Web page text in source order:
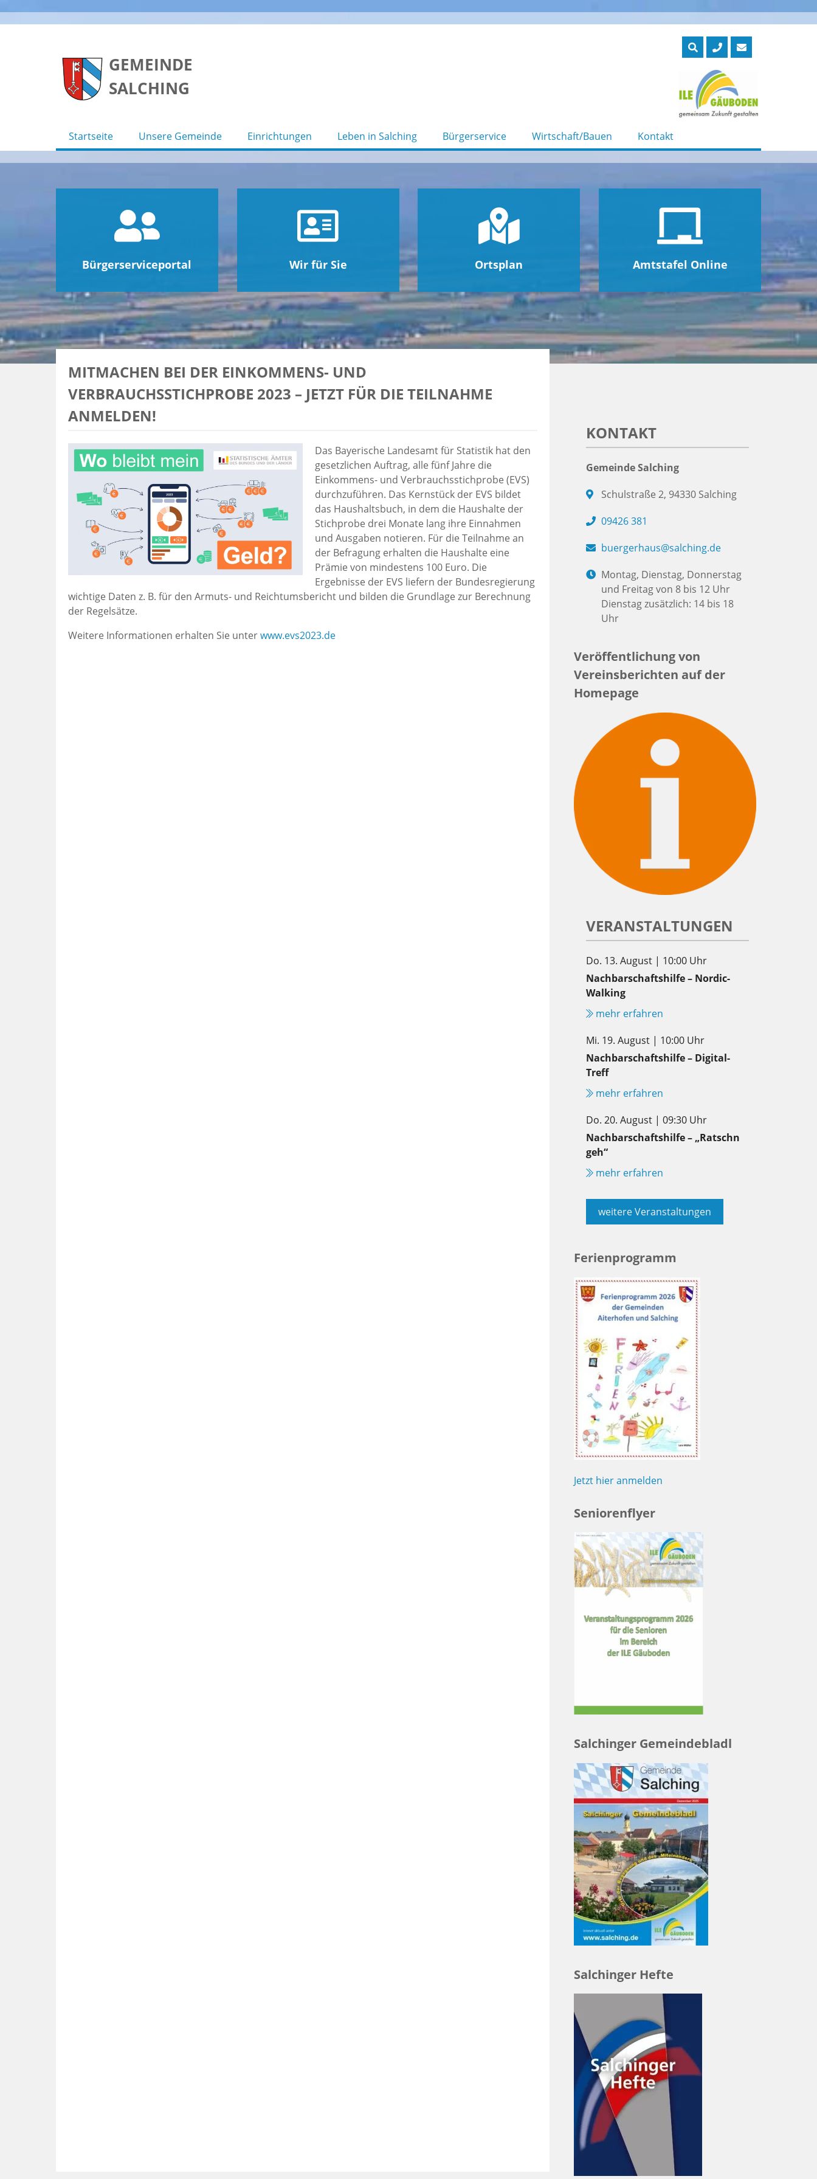
GEMEINDE
SALCHING
Startseite Unsere Gemeinde Einrichtungen Leben in Salching Bürgerservice Wirtschaft/Bauen Kontakt
Bürgerserviceportal Wir für Sie Ortsplan Amtstafel Online
MITMACHEN BEI DER EINKOMMENS- UND
VERBRAUCHSSTICHPROBE 2023 – JETZT FÜR DIE TEILNAHME
ANMELDEN!
Das Bayerische Landesamt für Statistik hat den
gesetzlichen Auftrag, alle fünf Jahre die
Einkommens- und Verbrauchsstichprobe (EVS)
durchzuführen. Das Kernstück der EVS bildet
das Haushaltsbuch, in dem die Haushalte der
Stichprobe drei Monate lang ihre Einnahmen
und Ausgaben notieren. Für die Teilnahme an
der Befragung erhalten die Haushalte eine
Prämie von mindestens 100 Euro. Die
Ergebnisse der EVS liefern der Bundesregierung
wichtige Daten z. B. für den Armuts- und Reichtumsbericht und bilden die Grundlage zur Berechnung
der Regelsätze.
Weitere Informationen erhalten Sie unterwww.evs2023.de
KONTAKT
Gemeinde Salching
Schulstraße 2, 94330 Salching
09426 381
buergerhaus@salching.de
Montag, Dienstag, Donnerstag
und Freitag von 8 bis 12 Uhr
Dienstag zusätzlich: 14 bis 18
Uhr
Veröffentlichung von
Vereinsberichten auf der
Homepage
VERANSTALTUNGEN
Do. 13. August | 10:00 Uhr
Nachbarschaftshilfe – Nordic-
Walking
mehr erfahren
Mi. 19. August | 10:00 Uhr
Nachbarschaftshilfe – Digital-
Treff
mehr erfahren
Do. 20. August | 09:30 Uhr
Nachbarschaftshilfe – „Ratschn
geh“
mehr erfahren
weitere Veranstaltungen
Ferienprogramm
Jetzt hier anmelden
Seniorenflyer
Salchinger Gemeindebladl
Salchinger Hefte